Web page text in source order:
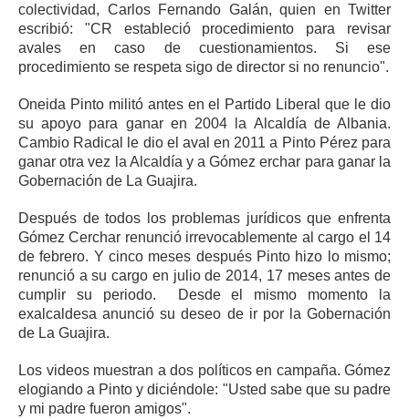
colectividad, Carlos Fernando Galán, quien en Twitter
escribió: "CR estableció procedimiento para revisar
avales en caso de cuestionamientos. Si ese
procedimiento se respeta sigo de director si no renuncio".
Oneida Pinto militó antes en el Partido Liberal que le dio
su apoyo para ganar en 2004 la Alcaldía de Albania.
Cambio Radical le dio el aval en 2011 a Pinto Pérez para
ganar otra vez la Alcaldía y a Gómez erchar para ganar la
Gobernación de La Guajira.
Después de todos los problemas jurídicos que enfrenta
Gómez Cerchar renunció irrevocablemente al cargo el 14
de febrero. Y cinco meses después Pinto hizo lo mismo;
renunció a su cargo en julio de 2014, 17 meses antes de
cumplir su periodo. Desde el mismo momento la
exalcaldesa anunció su deseo de ir por la Gobernación
de La Guajira.
Los videos muestran a dos políticos en campaña. Gómez
elogiando a Pinto y diciéndole: "Usted sabe que su padre
y mi padre fueron amigos".